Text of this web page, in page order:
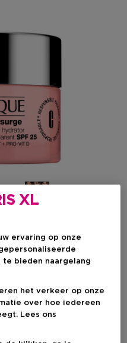
Op voorraad
XL
ervaring op onze
bieden naargelang
het verkeer op onze
over hoe iedereen
Lees ons